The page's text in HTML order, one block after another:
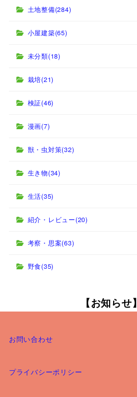
土地整備(284)
小屋建築(65)
未分類(18)
栽培(21)
検証(46)
漫画(7)
獣・虫対策(32)
生き物(34)
生活(35)
紹介・レビュー(20)
考察・思案(63)
野食(35)
【お知らせ】
お問い合わせ
プライバシーポリシー